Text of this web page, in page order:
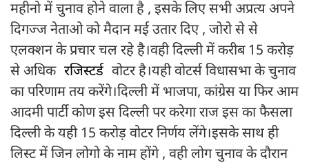
महीनो में चुनाव होने वाला है , इसके लिए सभी अप्रत्य अपने
दिगज्ज नेताओ को मैदान मई उतार दिए , जोरो से से
एलक्शन के प्रचार चल रहे है।वही दिल्ली में करीब 15 करोड़
से अधिक रजिस्टर्ड वोटर है।यही वोटर्स विधासभा के चुनाव
का परिणाम तय करेंगे।दिल्ली में भाजपा, कांग्रेस या फिर आम
आदमी पार्टी कोण इस दिल्ली पर करेगा राज इस का फैसला
दिल्ली के यही 15 करोड़ वोटर निर्णय लेंगे।इसके साथ ही
लिस्ट में जिन लोगो के नाम होंगे , वही लोग चुनाव के दौरान